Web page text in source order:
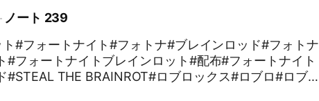
ノート 239
#フォートナイト#フォトナ#ブレインロッド#フォトナ
#フォートナイトブレインロット#配布#フォートナイト
#STEAL THE BRAINROT#ロブロックス#ロブロ#ロブロ